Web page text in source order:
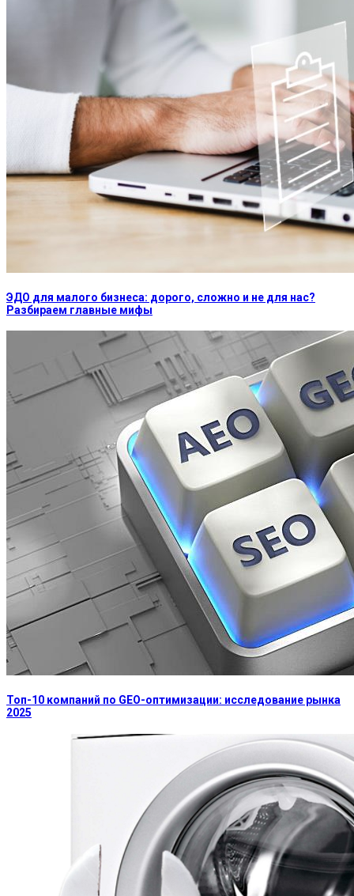
ЭДО для малого бизнеса: дорого, сложно и не для нас?
Разбираем главные мифы
Топ-10 компаний по GEO-оптимизации: исследование рынка
2025